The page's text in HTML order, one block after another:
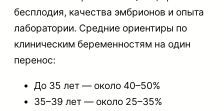
бесплодия, качества эмбрионов и опыта
лаборатории. Средние ориентиры по
клиническим беременностям на один
перенос:
До 35 лет — около 40–50%
35–39 лет — около 25–35%